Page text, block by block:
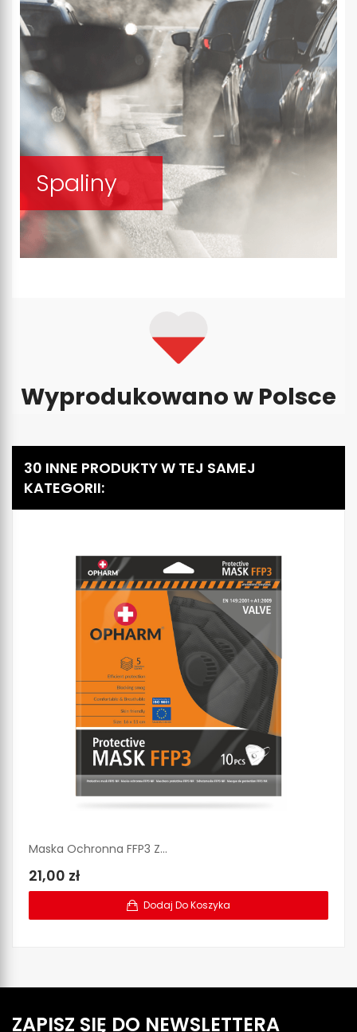
Spaliny
Wyprodukowano w Polsce
30 INNE PRODUKTY W TEJ SAMEJ
KATEGORII:
Maska Ochronna FFP3 Z...
21,00 zł
Dodaj Do Koszyka
ZAPISZ SIĘ DO NEWSLETTERA